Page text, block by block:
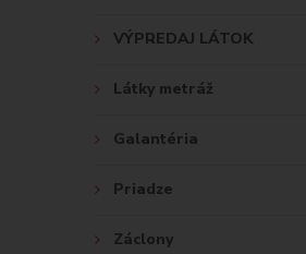
Ť
:
VÝPREDAJ LÁTOK
Látky metráž
Galantéria
Priadze
Záclony